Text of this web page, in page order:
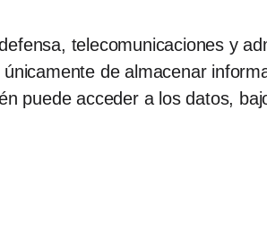
telecomunicaciones y
de almacenar
puede acceder a los datos,